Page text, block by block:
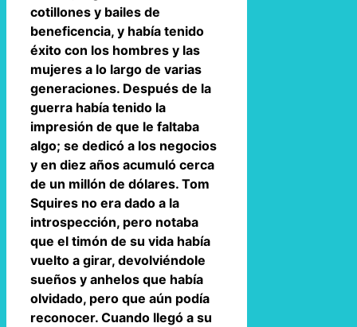
cotillones y bailes de
beneficencia, y había tenido
éxito con los hombres y las
mujeres a lo largo de varias
generaciones. Después de la
guerra había tenido la
impresión de que le faltaba
algo; se dedicó a los negocios
y en diez años acumuló cerca
de un millón de dólares. Tom
Squires no era dado a la
introspección, pero notaba
que el timón de su vida había
vuelto a girar, devolviéndole
sueños y anhelos que había
olvidado, pero que aún podía
reconocer. Cuando llegó a su